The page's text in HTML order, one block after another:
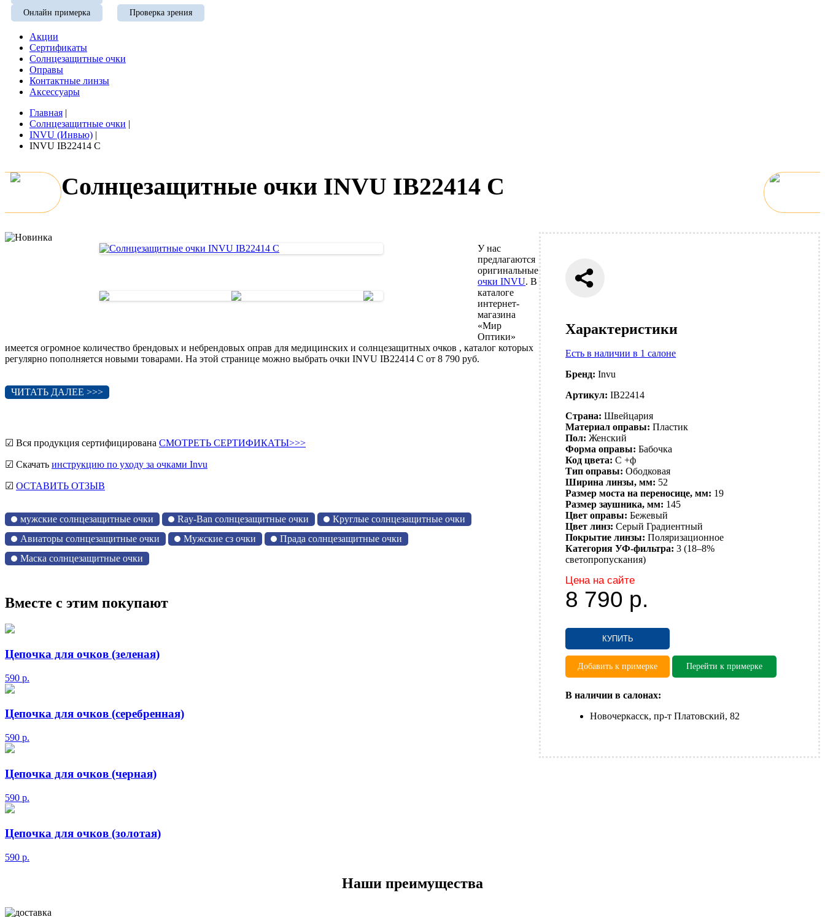
Онлайн примерка Проверка зрения
Акции
Сертификаты
Солнцезащитные очки
Оправы
Контактные линзы
Аксессуары
Главная |
Солнцезащитные очки |
INVU (Инвью) |
INVU IB22414 C
Солнцезащитные очки INVU IB22414 C
Характеристики
Есть в наличии в 1 салоне
Бренд:Invu
Артикул: IB22414
Страна: Швейцария
Материал оправы: Пластик
Пол: Женский
Форма оправы: Бабочка
Код цвета: C +ф
Тип оправы: Ободковая
Ширина линзы, мм: 52
Размер моста на переносице, мм: 19
Размер заушника, мм: 145
Цвет оправы: Бежевый
Цвет линз: Серый Градиентный
Покрытие линзы: Поляризационное
Категория УФ-фильтра: 3 (18–8%
светопропускания)
Цена на сайте
8 790 р.
КУПИТЬ
Добавить к примерке Перейти к примерке
В наличии в салонах:
Новочеркасск, пр-т Платовский, 82
У нас
предлагаются
оригинальные
очки INVU. В
каталоге
интернет-
магазина
«Мир
Оптики»
имеется огромное количество брендовых и небрендовых оправ для медицинских и солнцезащитных очков , каталог которых
регулярно пополняется новыми товарами. На этой странице можно выбрать очки INVU IB22414 C от 8 790 руб.
ЧИТАТЬ ДАЛЕЕ >>>
☑ Вся продукция сертифицирована СМОТРЕТЬ СЕРТИФИКАТЫ>>>
☑ Скачать инструкцию по уходу за очками Invu
☑ ОСТАВИТЬ ОТЗЫВ
мужские солнцезащитные очки Ray-Ban солнцезащитные очки
Круглые солнцезащитные очки
Авиаторы солнцезащитные очки
Мужские сз очки
Прада солнцезащитные очки
Маска солнцезащитные очки
Вместе с этим покупают
Цепочка для очков (зеленая)
590 р.
Цепочка для очков (серебренная)
590 р.
Цепочка для очков (черная)
590 р.
Цепочка для очков (золотая)
590 р.
Наши преимущества